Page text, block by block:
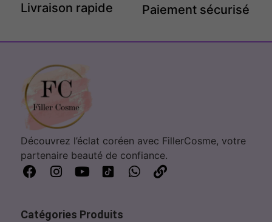
Livraison rapide Paiement sécurisé
Découvrez l’éclat coréen avec FillerCosme, votre
partenaire beauté de confiance.
Catégories Produits